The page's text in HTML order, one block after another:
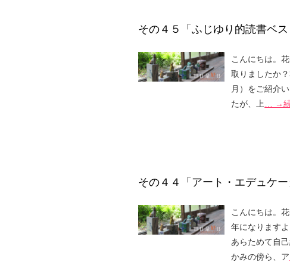
その４５「ふじゆり的読書ベ
こんにちは。
取りましたか
月）をご紹介
たが、上
… →
その４４「アート・エデュケー
こんにちは。
年になります
あらためて自
かみの傍ら、ア